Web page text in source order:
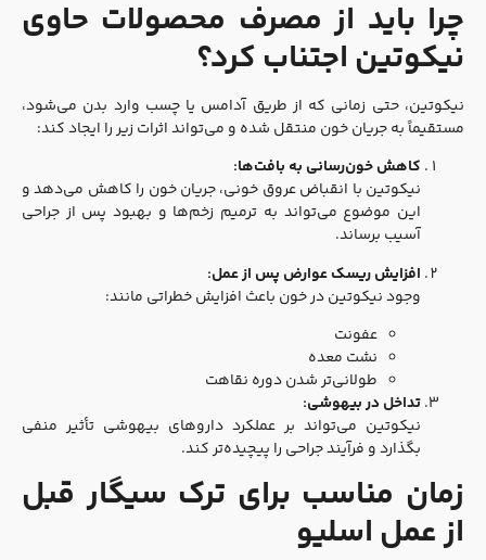
چرا باید از مصرف محصولات حاوی
نیکوتین اجتناب کرد؟
نیکوتین، حتی زمانی که از طریق آدامس یا چسب وارد بدن می‌شود،
مستقیماً به جریان خون منتقل شده و می‌تواند اثرات زیر را ایجاد کند:
کاهش خون‌رسانی به بافت‌ها:
نیکوتین با انقباض عروق خونی، جریان خون را کاهش می‌دهد و
این موضوع می‌تواند به ترمیم زخم‌ها و بهبود پس از جراحی
آسیب برساند.
افزایش ریسک عوارض پس از عمل:
وجود نیکوتین در خون باعث افزایش خطراتی مانند:
عفونت
نشت معده
طولانی‌تر شدن دوره نقاهت
تداخل در بیهوشی:
نیکوتین می‌تواند بر عملکرد داروهای بیهوشی تأثیر منفی
بگذارد و فرآیند جراحی را پیچیده‌تر کند.
زمان مناسب برای ترک سیگار قبل
از عمل اسلیو